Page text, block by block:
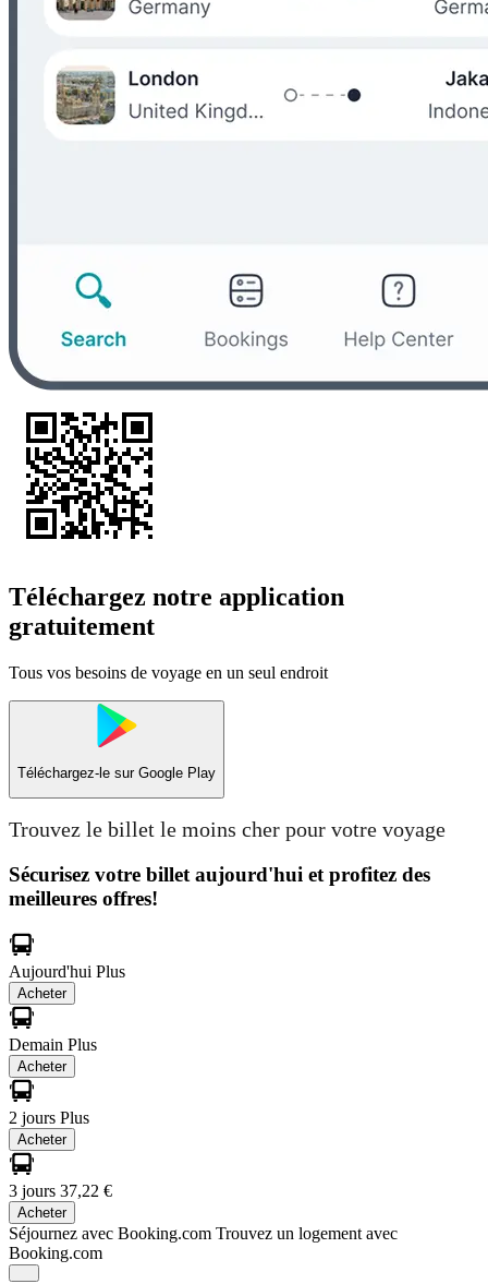
Téléchargez notre application
gratuitement
Tous vos besoins de voyage en un seul endroit
Téléchargez-le sur Google Play
Trouvez le billet le moins cher pour votre voyage
Sécurisez votre billet aujourd'hui et profitez des
meilleures offres!
Aujourd'hui Plus
Acheter
Demain Plus
Acheter
2 jours Plus
Acheter
3 jours 37,22 €
Acheter
Séjournez avec Booking.com Trouvez un logement avec
Booking.com